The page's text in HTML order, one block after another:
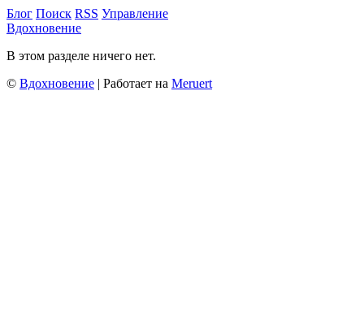
Блог Поиск RSS Управление
Вдохновение
В этом разделе ничего нет.
© Вдохновение | Работает на Meruert